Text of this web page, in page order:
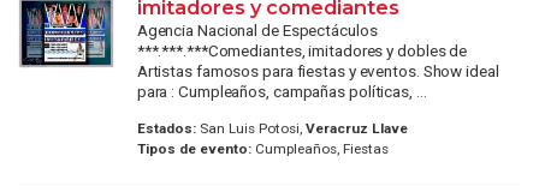
imitadores y comediantes
Agencia Nacional de Espectáculos
***.***.***Comediantes, imitadores y dobles de
Artistas famosos para fiestas y eventos. Show ideal
para : Cumpleaños, campañas políticas, ...
Estados:San Luis Potosi, Veracruz Llave
Tipos de evento:Cumpleaños, Fiestas